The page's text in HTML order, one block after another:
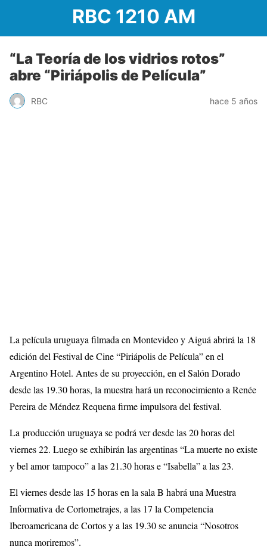
RBC 1210 AM
“La Teoría de los vidrios rotos”
abre “Piriápolis de Película”
RBC hace 5 años
La película uruguaya filmada en Montevideo y Aiguá abrirá la 18
edición del Festival de Cine “Piriápolis de Película” en el
Argentino Hotel. Antes de su proyección, en el Salón Dorado
desde las 19.30 horas, la muestra hará un reconocimiento a Renée
Pereira de Méndez Requena firme impulsora del festival.
La producción uruguaya se podrá ver desde las 20 horas del
viernes 22. Luego se exhibirán las argentinas “La muerte no existe
y bel amor tampoco” a las 21.30 horas e “Isabella” a las 23.
El viernes desde las 15 horas en la sala B habrá una Muestra
Informativa de Cortometrajes, a las 17 la Competencia
Iberoamericana de Cortos y a las 19.30 se anuncia “Nosotros
nunca moriremos”.